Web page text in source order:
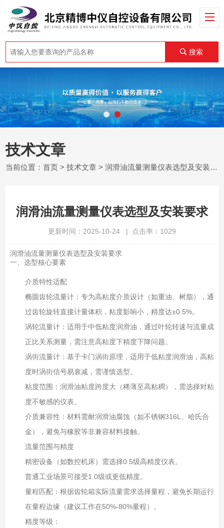
搜索
技术文章
当前位置：首页 >技术文章 > 润滑油流量测量仪表选型及安装要求
润滑油流量测量仪表选型及安装要求
更新时间：2025-10-24 | 点击率：1029
润滑油流量测量仪表选型及安装要求
一、选型核心要素
介质特性适配
椭圆齿轮流量计：专为高粘度介质设计（如重油、树脂），通
过齿轮旋转直接计量体积，粘度影响小，精度达±0.5%。
涡轮流量计：适用于中低粘度润滑油，通过叶轮转速与流量成
正比关系测量，需注意高粘度下精度下降问题。
涡街流量计：基于卡门涡街原理，适用于低粘度润滑油，高粘
度时涡街信号易衰减，需谨慎选型。
粘度范围：润滑油粘度跨度大（稀薄至高粘稠），需选择对粘
度不敏感的仪表。
介质兼容性：材料需耐润滑油腐蚀（如不锈钢316L、哈氏合
金），避免与橡胶等非兼容材料接触。
流量范围与精度
精密设备（如数控机床）需选择0.5级高精度仪表。
普通工业场景可接受1.0级或更低精度。
量程匹配：根据齿轮箱实际流量需求选择量程，避免长期运行
在量程边缘（建议工作在50%-80%量程）。
精度等级：